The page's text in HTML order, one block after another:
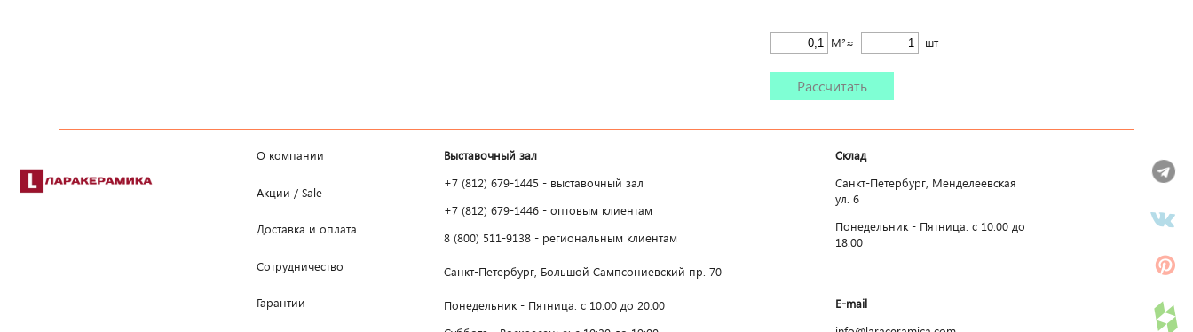
М²≈ шт
Рассчитать
О компании
Акции / Sale
Доставка и оплата
Сотрудничество
Гарантии
Выставочный зал
+7 (812) 679-1445 - выставочный зал
+7 (812) 679-1446 - оптовым клиентам
8 (800) 511-9138 - региональным клиентам
Санкт-Петербург, Большой Сампсониевский пр. 70
Понедельник - Пятница: с 10:00 до 20:00
Склад
Санкт-Петербург, Менделеевская
ул. 6
Понедельник - Пятница: c 10:00 до
18:00
E-mail